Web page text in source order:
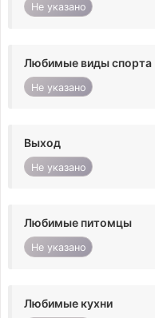
Не указано
Любимые виды спорта
Не указано
Выход
Не указано
Любимые питомцы
Не указано
Любимые кухни